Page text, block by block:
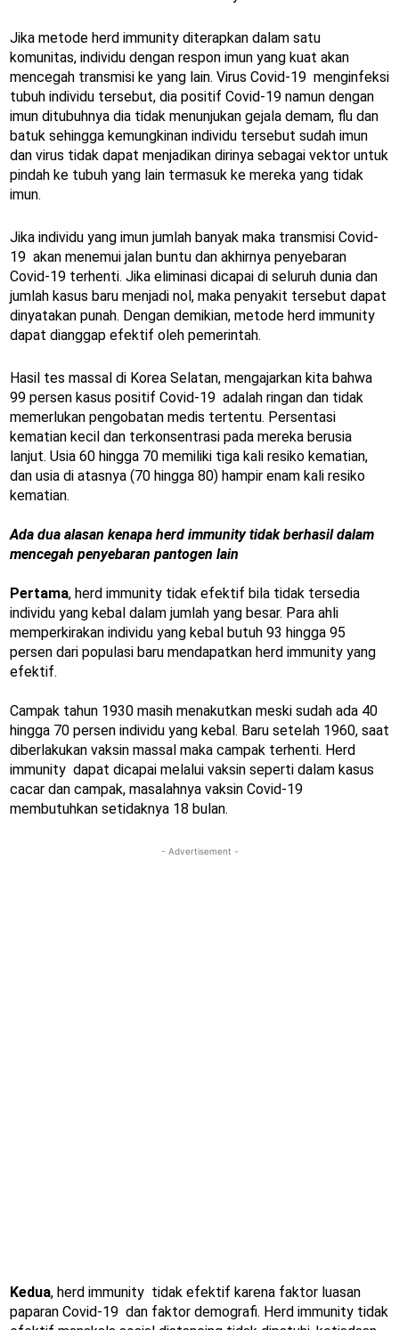
Jika metode herd immunity diterapkan dalam satu
komunitas, individu dengan respon imun yang kuat akan
mencegah transmisi ke yang lain. Virus Covid-19 menginfeksi
tubuh individu tersebut, dia positif Covid-19 namun dengan
imun ditubuhnya dia tidak menunjukan gejala demam, flu dan
batuk sehingga kemungkinan individu tersebut sudah imun
dan virus tidak dapat menjadikan dirinya sebagai vektor untuk
pindah ke tubuh yang lain termasuk ke mereka yang tidak
imun.
Jika individu yang imun jumlah banyak maka transmisi Covid-
19 akan menemui jalan buntu dan akhirnya penyebaran
Covid-19 terhenti. Jika eliminasi dicapai di seluruh dunia dan
jumlah kasus baru menjadi nol, maka penyakit tersebut dapat
dinyatakan punah. Dengan demikian, metode herd immunity
dapat dianggap efektif oleh pemerintah.
Hasil tes massal di Korea Selatan, mengajarkan kita bahwa
99 persen kasus positif Covid-19 adalah ringan dan tidak
memerlukan pengobatan medis tertentu. Persentasi
kematian kecil dan terkonsentrasi pada mereka berusia
lanjut. Usia 60 hingga 70 memiliki tiga kali resiko kematian,
dan usia di atasnya (70 hingga 80) hampir enam kali resiko
kematian.
Ada dua alasan kenapa herd immunity tidak berhasil dalam
mencegah penyebaran pantogen lain
Pertama, herd immunity tidak efektif bila tidak tersedia
individu yang kebal dalam jumlah yang besar. Para ahli
memperkirakan individu yang kebal butuh 93 hingga 95
persen dari populasi baru mendapatkan herd immunity yang
efektif.
Campak tahun 1930 masih menakutkan meski sudah ada 40
hingga 70 persen individu yang kebal. Baru setelah 1960, saat
diberlakukan vaksin massal maka campak terhenti. Herd
immunity dapat dicapai melalui vaksin seperti dalam kasus
cacar dan campak, masalahnya vaksin Covid-19
membutuhkan setidaknya 18 bulan.
- Advertisement -
Kedua, herd immunity tidak efektif karena faktor luasan
paparan Covid-19 dan faktor demografi. Herd immunity tidak